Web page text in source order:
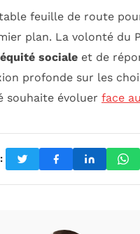
feuille de route
plan. La volonté du
équité sociale et de
profonde sur les
souhaite évoluer face